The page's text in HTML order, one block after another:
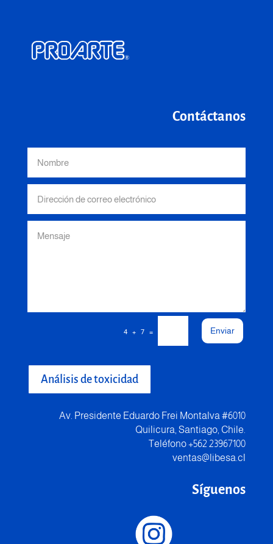
Contáctanos
4 + 7 = Enviar
Análisis de toxicidad
Av. Presidente Eduardo Frei Montalva #6010
Quilicura, Santiago, Chile.
Teléfono +562 23967100
ventas@libesa.cl
Síguenos